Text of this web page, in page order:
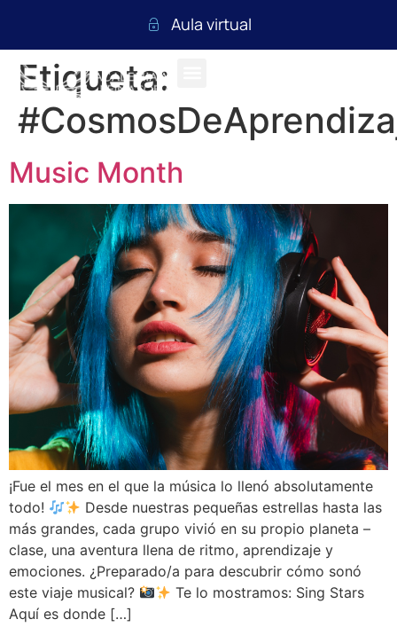
Aula virtual
Etiqueta:
Music Month
¡Fue el mes en el que la música lo llenó absolutamente
todo!
Desde nuestras pequeñas estrellas hasta las
más grandes, cada grupo vivió en su propio planeta –
clase, una aventura llena de ritmo, aprendizaje y
emociones. ¿Preparado/a para descubrir cómo sonó
este viaje musical?
Te lo mostramos: Sing Stars
Aquí es donde […]